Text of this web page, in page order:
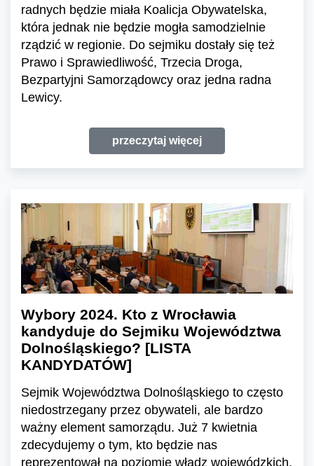
radnych będzie miała Koalicja Obywatelska,
która jednak nie będzie mogła samodzielnie
rządzić w regionie. Do sejmiku dostały się też
Prawo i Sprawiedliwość, Trzecia Droga,
Bezpartyjni Samorządowcy oraz jedna radna
Lewicy.
przeczytaj więcej
Wybory 2024. Kto z Wrocławia
kandyduje do Sejmiku Województwa
Dolnośląskiego? [LISTA
KANDYDATÓW]
Sejmik Województwa Dolnośląskiego to często
niedostrzegany przez obywateli, ale bardzo
ważny element samorządu. Już 7 kwietnia
zdecydujemy o tym, kto będzie nas
reprezentował na poziomie władz wojewódzkich.